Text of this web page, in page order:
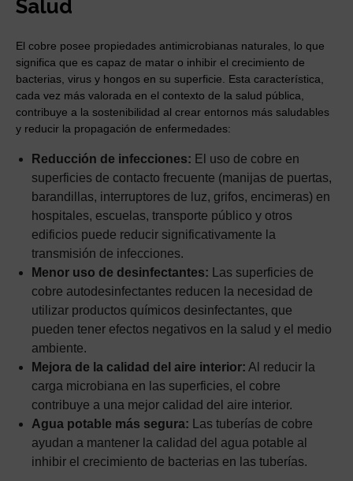
Salud
El cobre posee propiedades antimicrobianas naturales, lo que
significa que es capaz de matar o inhibir el crecimiento de
bacterias, virus y hongos en su superficie. Esta característica,
cada vez más valorada en el contexto de la salud pública,
contribuye a la sostenibilidad al crear entornos más saludables
y reducir la propagación de enfermedades:
Reducción de infecciones: El uso de cobre en
superficies de contacto frecuente (manijas de puertas,
barandillas, interruptores de luz, grifos, encimeras) en
hospitales, escuelas, transporte público y otros
edificios puede reducir significativamente la
transmisión de infecciones.
Menor uso de desinfectantes: Las superficies de
cobre autodesinfectantes reducen la necesidad de
utilizar productos químicos desinfectantes, que
pueden tener efectos negativos en la salud y el medio
ambiente.
Mejora de la calidad del aire interior: Al reducir la
carga microbiana en las superficies, el cobre
contribuye a una mejor calidad del aire interior.
Agua potable más segura: Las tuberías de cobre
ayudan a mantener la calidad del agua potable al
inhibir el crecimiento de bacterias en las tuberías.